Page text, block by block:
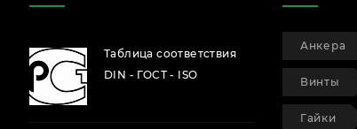
Таблица соответствия
DIN - ГОСТ - ISO
Анкера
Винты
Гайки